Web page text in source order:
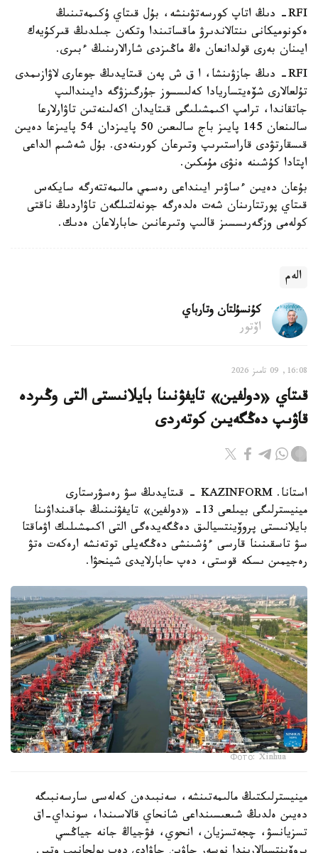
RFI- دىڭ اتاپ كورسەتۋىنشە، بۇل قىتاي ۇكىمەتىنىڭ
ەكونوميكانى ىنتالاندىرۋ ماقساتىندا وتكەن جىلدىڭ قىركۇيەك
ايىنان بەرى قولدانعان ەڭ ماڭىزدى شارالارىنىڭ ءبىرى.
RFI- دىڭ جازۋىنشا، ا ق ش پەن قىتايدىڭ جوعارى لاۋازىمدى
تۇلعالارى شۆەيتساريادا كەلىسسوز جۇرگىزۋگە دايىندالىپ
جاتقاندا، ترامپ اكىمشىلىگى قىتايدان اكەلىنەتىن تاۋارلارعا
سالىنعان 145 پايىز باج سالىعىن 50 پايىزدان 54 پايىزعا دەيىن
قىسقارتۋدى قاراستىرىپ وتىرعان كورىنەدى. بۇل شەشىم الداعى
اپتادا كۇشىنە ەنۋى مۇمكىن.
بۇعان دەيىن ءساۋىر ايىنداعى رەسمي مالىمەتتەرگە سايكەس
قىتاي پورتتارىنان شەت ەلدەرگە جونەلتىلگەن تاۋاردىڭ ناقتى
كولەمى وزگەرىسسىز قالىپ وتىرعانىن حابارلاعان ەدىك.
الەم
كۇنسۇلتان وتارباي
اۆتور
16:08, 09 تامىز 2026
قىتاي «دولفين» تايفۋنىنا بايلانىستى التى وڭىردە
قاۋىپ دەڭگەيىن كوتەردى
استانا. KAZINFORM - قىتايدىڭ سۋ رەسۋرستارى
مينيسترلىگى بيىلعى 13- «دولفين» تايفۋنىنىڭ جاقىنداۋىنا
بايلانىستى پروۆينتسيالىق دەڭگەيدەگى التى اكىمشىلىك اۋماقتا
سۋ تاسقىنىنا قارسى ءۇشىنشى دەڭگەيلى توتەنشە ارەكەت ەتۋ
رەجيمىن ىسكە قوستى، دەپ حابارلايدى شينحۋا.
Фото: Xinhua
مينيسترلىكتىڭ مالىمەتىنشە، سەنبىدەن كەلەسى سارسەنبىگە
دەيىن ەلدىڭ شىعىسىنداعى شانحاي قالاسىندا، سونداي-اق
تسزيانسۋ، چجەتسزيان، انحوي، فۋجياڭ جانە جياڭسي